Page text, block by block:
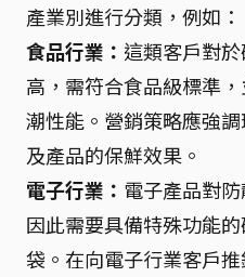
產業別進行分類，例如：
食品行業： 這類客戶對
高，需符合食品級標準
潮性能。營銷策略應強
及產品的保鮮效果。
電子行業： 電子產品對
因此需要具備特殊功能
袋。在向電子行業客戶